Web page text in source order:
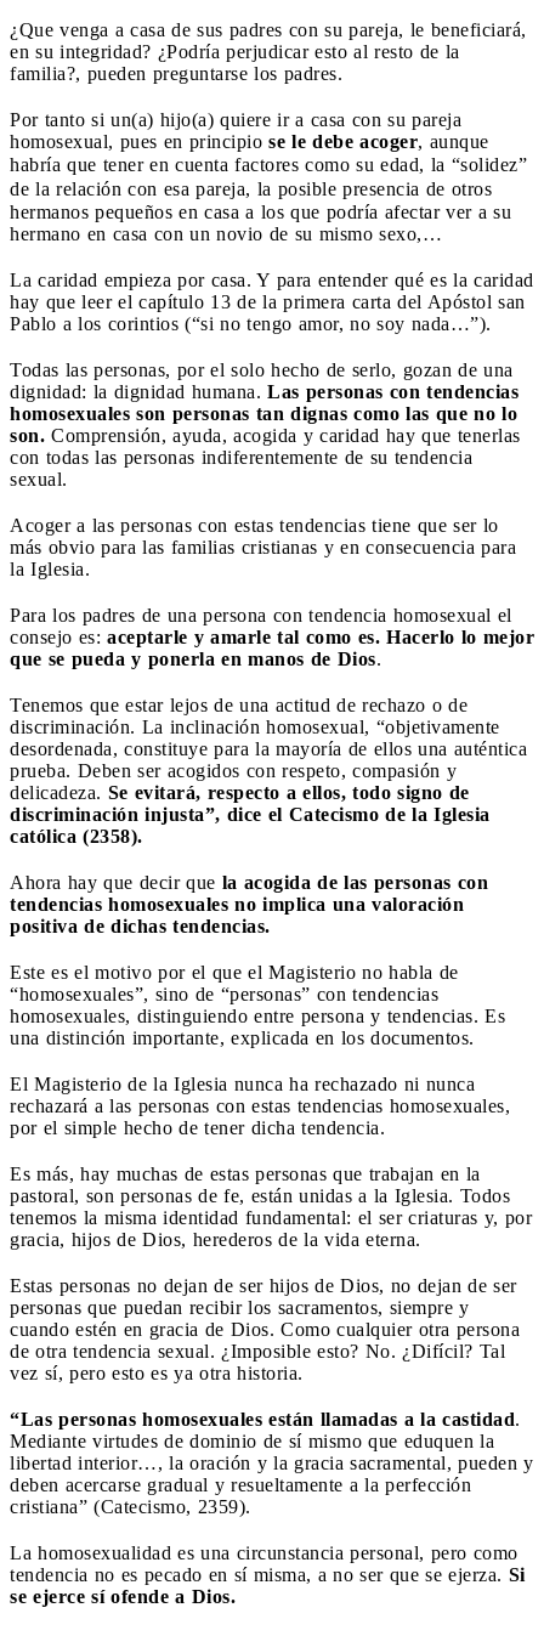
¿Que venga a casa de sus padres con su pareja, le beneficiará,
en su integridad? ¿Podría perjudicar esto al resto de la
familia?, pueden preguntarse los padres.
Por tanto si un(a) hijo(a) quiere ir a casa con su pareja
homosexual, pues en principio se le debe acoger, aunque
habría que tener en cuenta factores como su edad, la “solidez”
de la relación con esa pareja, la posible presencia de otros
hermanos pequeños en casa a los que podría afectar ver a su
hermano en casa con un novio de su mismo sexo,…
La caridad empieza por casa. Y para entender qué es la caridad
hay que leer el capítulo 13 de la primera carta del Apóstol san
Pablo a los corintios (“si no tengo amor, no soy nada…”).
Todas las personas, por el solo hecho de serlo, gozan de una
dignidad: la dignidad humana. Las personas con tendencias
homosexuales son personas tan dignas como las que no lo
son. Comprensión, ayuda, acogida y caridad hay que tenerlas
con todas las personas indiferentemente de su tendencia
sexual.
Acoger a las personas con estas tendencias tiene que ser lo
más obvio para las familias cristianas y en consecuencia para
la Iglesia.
Para los padres de una persona con tendencia homosexual el
consejo es: aceptarle y amarle tal como es. Hacerlo lo mejor
que se pueda y ponerla en manos de Dios.
Tenemos que estar lejos de una actitud de rechazo o de
discriminación. La inclinación homosexual, “objetivamente
desordenada, constituye para la mayoría de ellos una auténtica
prueba. Deben ser acogidos con respeto, compasión y
delicadeza. Se evitará, respecto a ellos, todo signo de
discriminación injusta”, dice el Catecismo de la Iglesia
católica (2358).
Ahora hay que decir que la acogida de las personas con
tendencias homosexuales no implica una valoración
positiva de dichas tendencias.
Este es el motivo por el que el Magisterio no habla de
“homosexuales”, sino de “personas” con tendencias
homosexuales, distinguiendo entre persona y tendencias. Es
una distinción importante, explicada en los documentos.
El Magisterio de la Iglesia nunca ha rechazado ni nunca
rechazará a las personas con estas tendencias homosexuales,
por el simple hecho de tener dicha tendencia.
Es más, hay muchas de estas personas que trabajan en la
pastoral, son personas de fe, están unidas a la Iglesia. Todos
tenemos la misma identidad fundamental: el ser criaturas y, por
gracia, hijos de Dios, herederos de la vida eterna.
Estas personas no dejan de ser hijos de Dios, no dejan de ser
personas que puedan recibir los sacramentos, siempre y
cuando estén en gracia de Dios. Como cualquier otra persona
de otra tendencia sexual. ¿Imposible esto? No. ¿Difícil? Tal
vez sí, pero esto es ya otra historia.
“Las personas homosexuales están llamadas a la castidad.
Mediante virtudes de dominio de sí mismo que eduquen la
libertad interior…, la oración y la gracia sacramental, pueden y
deben acercarse gradual y resueltamente a la perfección
cristiana” (Catecismo, 2359).
La homosexualidad es una circunstancia personal, pero como
tendencia no es pecado en sí misma, a no ser que se ejerza. Si
se ejerce sí ofende a Dios.